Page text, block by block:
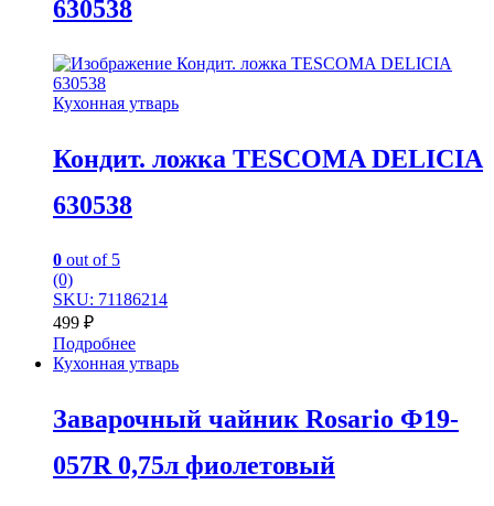
630538
Кухонная утварь
Кондит. ложка TESCOMA DELICIA
630538
0 out of 5
(0)
SKU: 71186214
499 ₽
Подробнее
Кухонная утварь
Заварочный чайник Rosario Ф19-
057R 0,75л фиолетовый